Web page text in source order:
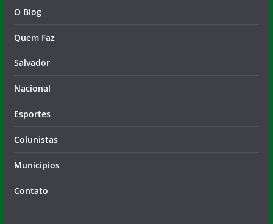
Quem Faz
Salvador
Nacional
Esportes
Colunistas
Municípios
Contato